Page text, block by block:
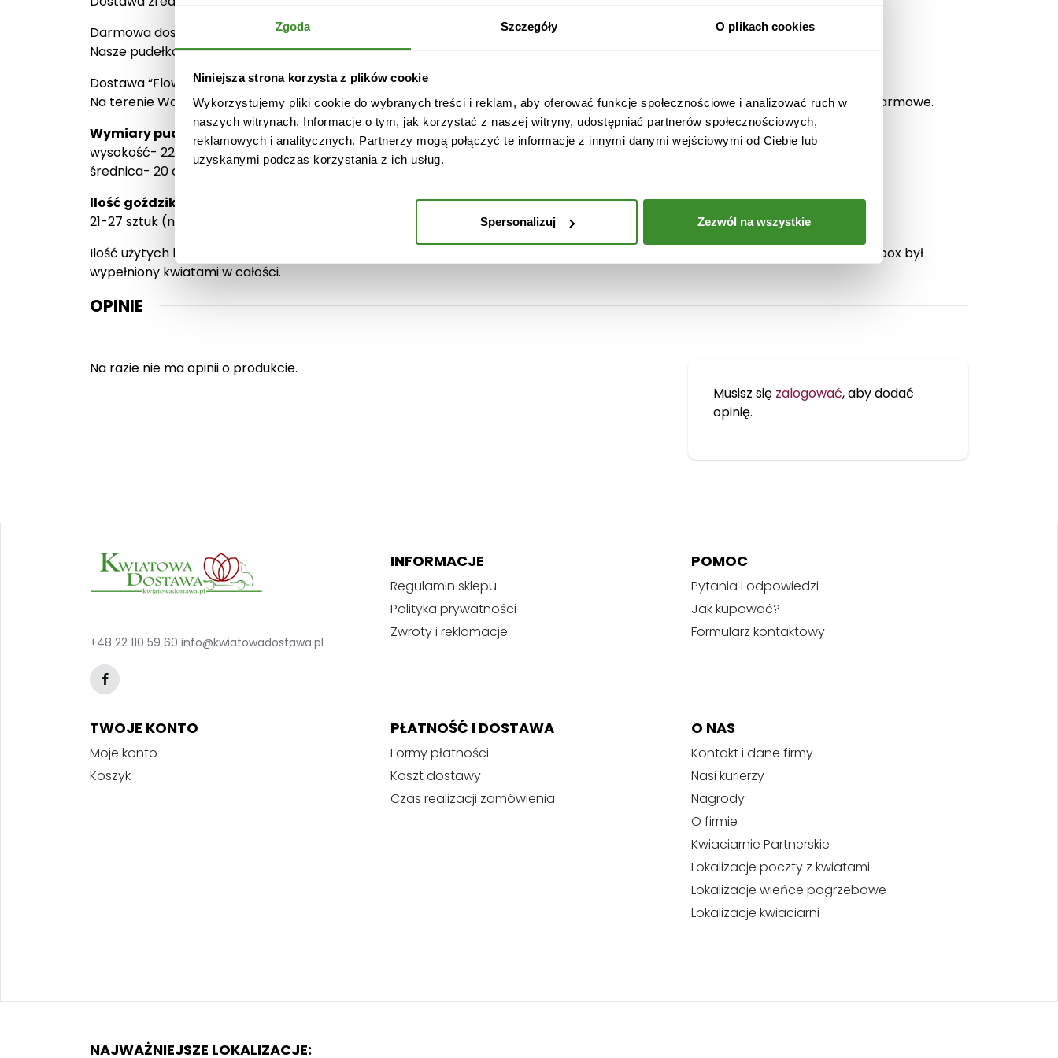
Zgoda Szczegóły O plikach cookies
Niniejsza strona korzysta z plików cookie
Wykorzystujemy pliki cookie do wybranych treści i reklam, aby oferować funkcje społecznościowe i analizować ruch w
naszych witrynach. Informacje o tym, jak korzystać z naszej witryny, udostępniać partnerów społecznościowych,
reklamowych i analitycznych. Partnerzy mogą połączyć te informacje z innymi danymi wejściowymi od Ciebie lub
uzyskanymi podczas korzystania z ich usług.
Spersonalizuj Zezwól na wszystkie
r
e
G
o
k
i
w
ó
p
u
Darmowa dostawa jest możliwa na terenie całego kraju.
Nasze pudełka 3 elementowe są wykonane z najwyższej jakości materiałów i należą do grupy produktów Prestige Edition.
Dostawa “Flower boxów z goździkami” odbywa się za pośrednictwem firmy kurierskiej DPD, DHL, InPost.
Na terenie Warszawy dostawa jest możliwa tego samego dnia po uprzednim kontakcie telefonicznym. Dostawa oraz bilecik są darmowe.
Wymiary pudełka:
wysokość- 22 cm
średnica- 20 cm
Ilość goździków:
21-27 sztuk (na zdjęciu głównym)
Ilość użytych kwiatów jest zależna od odmiany i wielkości pąka goździka. Florysta użyje odpowiedniej ilości goździków, aby Flower box był
wypełniony kwiatami w całości.
OPINIE
Na razie nie ma opinii o produkcie.
Musisz się zalogować, aby dodać
opinię.
+48 22 110 59 60 info@kwiatowadostawa.pl
INFORMACJE
Regulamin sklepu
Polityka prywatności
Zwroty i reklamacje
POMOC
Pytania i odpowiedzi
Jak kupować?
Formularz kontaktowy
TWOJE KONTO
Moje konto
Koszyk
PŁATNOŚĆ I DOSTAWA
Formy płatności
Koszt dostawy
Czas realizacji zamówienia
O NAS
Kontakt i dane firmy
Nasi kurierzy
Nagrody
O firmie
Kwiaciarnie Partnerskie
Lokalizacje poczty z kwiatami
Lokalizacje wieńce pogrzebowe
Lokalizacje kwiaciarni
NAJWAŻNIEJSZE LOKALIZACJE: